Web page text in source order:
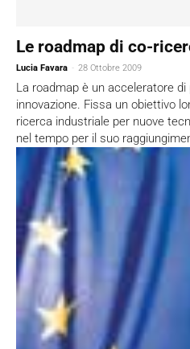
Le roadmap di co-
Lucia Favara - 28 Ottobre 2009
La roadmap è un acceleratore
innovazione. Fissa un obiettivo
ricerca industriale per nuove
nel tempo per il suo